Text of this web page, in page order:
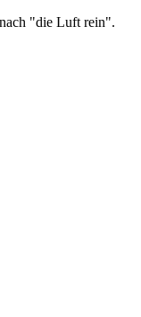
"die Luft rein".